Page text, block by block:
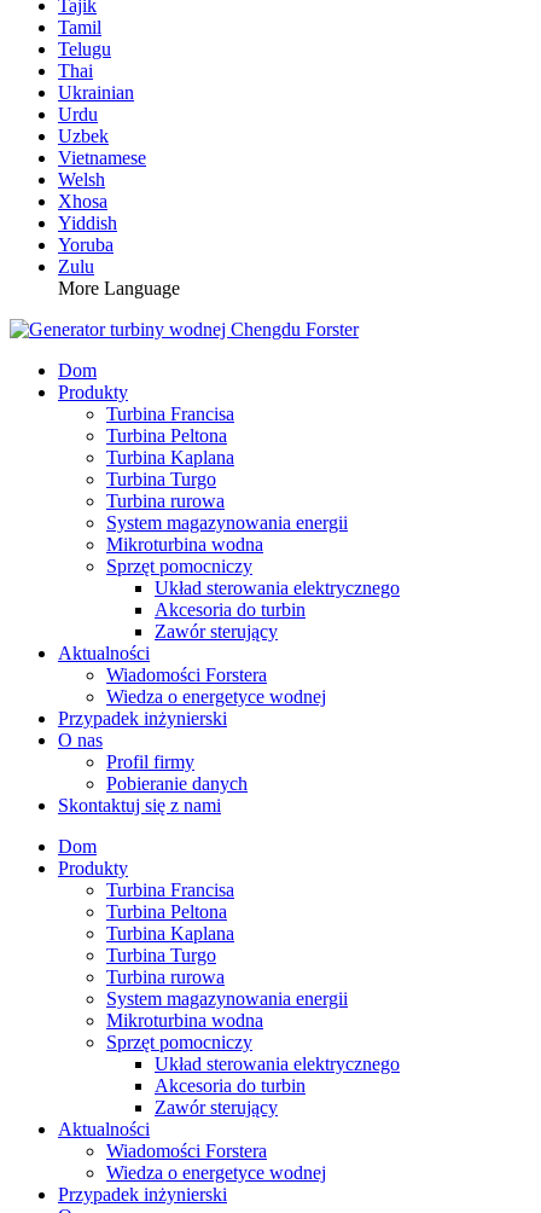
Tajik
Tamil
Telugu
Thai
Ukrainian
Urdu
Uzbek
Vietnamese
Welsh
Xhosa
Yiddish
Yoruba
Zulu
More Language
Dom
Produkty
Turbina Francisa
Turbina Peltona
Turbina Kaplana
Turbina Turgo
Turbina rurowa
System magazynowania energii
Mikroturbina wodna
Sprzęt pomocniczy
Układ sterowania elektrycznego
Akcesoria do turbin
Zawór sterujący
Aktualności
Wiadomości Forstera
Wiedza o energetyce wodnej
Przypadek inżynierski
O nas
Profil firmy
Pobieranie danych
Skontaktuj się z nami
Dom
Produkty
Turbina Francisa
Turbina Peltona
Turbina Kaplana
Turbina Turgo
Turbina rurowa
System magazynowania energii
Mikroturbina wodna
Sprzęt pomocniczy
Układ sterowania elektrycznego
Akcesoria do turbin
Zawór sterujący
Aktualności
Wiadomości Forstera
Wiedza o energetyce wodnej
Przypadek inżynierski